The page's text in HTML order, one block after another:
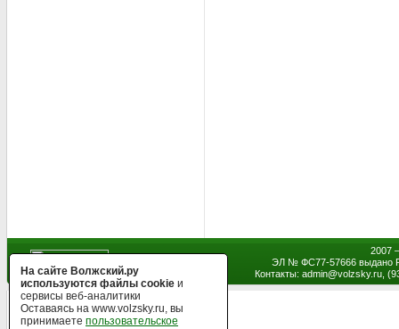
2007
ЭЛ № ФС77-57666 выдано
Контакты: admin@volzsky.ru,
На сайте Волжский.ру
используются файлы cookie и
сервисы веб-аналитики
Оставаясь на www.volzsky.ru, вы
принимаете пользовательское